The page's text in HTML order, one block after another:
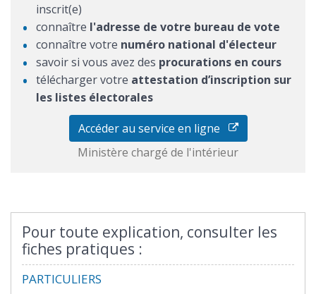
inscrit(e)
connaître l'adresse de votre bureau de vote
connaître votre numéro national d'électeur
savoir si vous avez des procurations en cours
télécharger votre attestation d’inscription sur
les listes électorales
Accéder au service en ligne
Ministère chargé de l'intérieur
Pour toute explication, consulter les
fiches pratiques :
PARTICULIERS